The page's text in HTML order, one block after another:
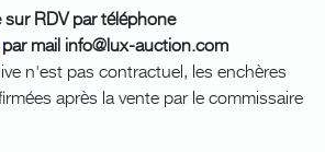
RDV par téléphone
par mail info@lux-auction.com
n'est pas contractuel, les enchères
après la vente par le commissaire